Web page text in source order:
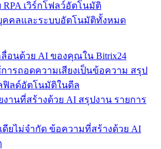
เวิร์กโฟลว์อัตโนมัติ
คลและระบบอัตโนมัติทั้งหมด
อนด้วย AI ของคุณใน Bitrix24
การถอดความเสียงเป็นข้อความ สรุป
ฟิลด์อัตโนมัติในดีล
งานที่สร้างด้วย AI สรุปงาน รายการ
ดียไม่จำกัด ข้อความที่สร้างด้วย AI